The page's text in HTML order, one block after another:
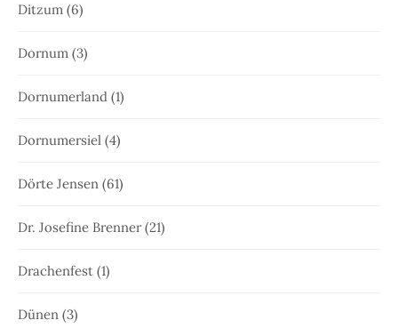
Ditzum (6)
Dornum (3)
Dornumerland (1)
Dornumersiel (4)
Dörte Jensen (61)
Dr. Josefine Brenner(21)
Drachenfest (1)
Dünen (3)